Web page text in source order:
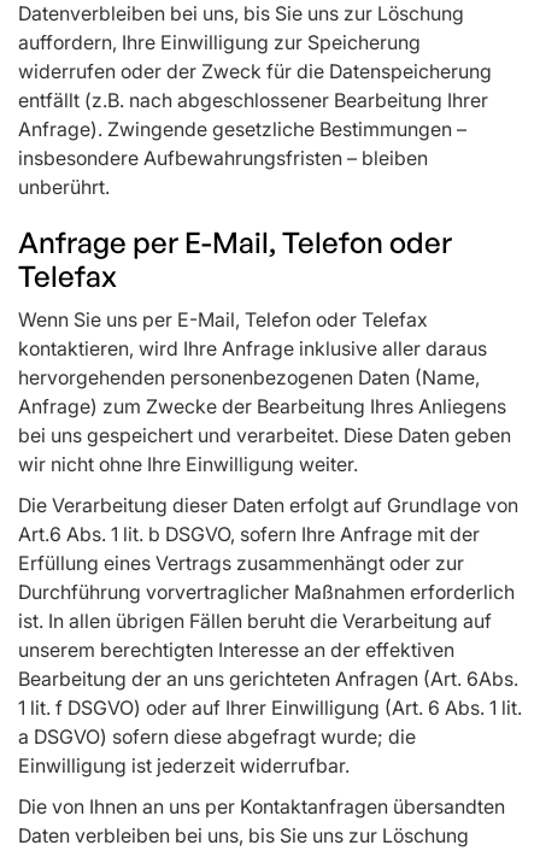
Datenverbleiben bei uns, bis Sie uns zur Löschung
auffordern, Ihre Einwilligung zur Speicherung
widerrufen oder der Zweck für die Datenspeicherung
entfällt (z.B. nach abgeschlossener Bearbeitung Ihrer
Anfrage). Zwingende gesetzliche Bestimmungen –
insbesondere Aufbewahrungsfristen – bleiben
unberührt.
Anfrage per E-Mail, Telefon oder
Telefax
Wenn Sie uns per E-Mail, Telefon oder Telefax
kontaktieren, wird Ihre Anfrage inklusive aller daraus
hervorgehenden personenbezogenen Daten (Name,
Anfrage) zum Zwecke der Bearbeitung Ihres Anliegens
bei uns gespeichert und verarbeitet. Diese Daten geben
wir nicht ohne Ihre Einwilligung weiter.
Die Verarbeitung dieser Daten erfolgt auf Grundlage von
Art.6 Abs. 1 lit. b DSGVO, sofern Ihre Anfrage mit der
Erfüllung eines Vertrags zusammenhängt oder zur
Durchführung vorvertraglicher Maßnahmen erforderlich
ist. In allen übrigen Fällen beruht die Verarbeitung auf
unserem berechtigten Interesse an der effektiven
Bearbeitung der an uns gerichteten Anfragen (Art. 6Abs.
1 lit. f DSGVO) oder auf Ihrer Einwilligung (Art. 6 Abs. 1 lit.
a DSGVO) sofern diese abgefragt wurde; die
Einwilligung ist jederzeit widerrufbar.
Die von Ihnen an uns per Kontaktanfragen übersandten
Daten verbleiben bei uns, bis Sie uns zur Löschung